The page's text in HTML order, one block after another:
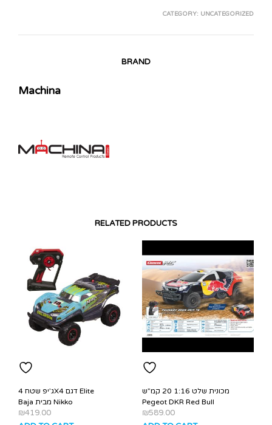
CATEGORY: UNCATEGORIZED
BRAND
Machina
RELATED PRODUCTS
ג’יפ שטח 4X4 דגם Elite
Baja מבית Nikko
₪419.00
מכונית שלט 1:16 20 קמ”ש
Pegeot DKR Red Bull
₪589.00